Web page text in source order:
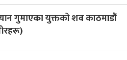
गुमाएका युक्तको शव काठमाडौं